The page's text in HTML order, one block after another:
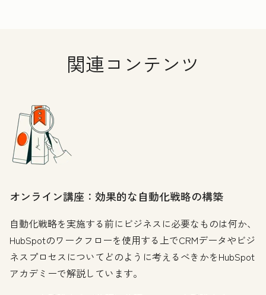
関連コンテンツ
オンライン講座：効果的な自動化戦略の構築
自動化戦略を実施する前にビジネスに必要なものは何か、
HubSpotのワークフローを使用する上でCRMデータやビジ
ネスプロセスについてどのように考えるべきかをHubSpot
アカデミーで解説しています。